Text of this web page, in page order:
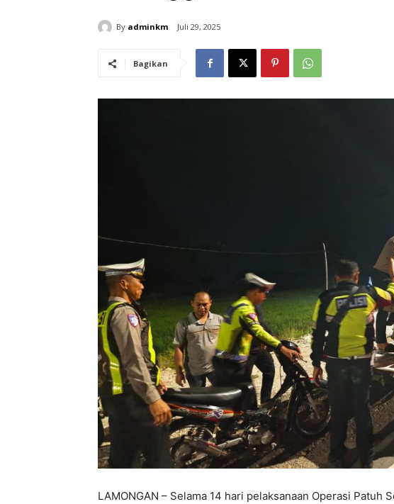
By adminkm Juli 29, 2025
Bagikan
LAMONGAN – Selama 14 hari pelaksanaan Operasi